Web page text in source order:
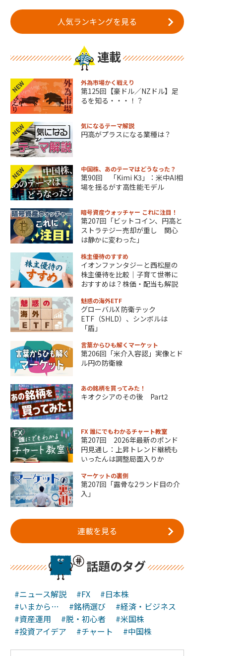
人気ランキングを見る
連載
NEW 外為市場かく戦えり
第125回【豪ドル／NZドル】足
るを知る・・・！？
NEW 気になるテーマ解説
円高がプラスになる業種は？
NEW 中国株、あのテーマはどうなった？
第90回 「Kimi K3」：米中AI相
場を揺るがす高性能モデル
暗号資産ウォッチャー これに注目！
第207回「ビットコイン、円高と
ストラテジー売却が重し 関心
は静かに変わった」
株主優待のすすめ
イオンファンタジーと西松屋の
株主優待を比較｜子育て世帯に
おすすめは？株価・配当も解説
魅惑の海外ETF
グローバルX 防衛テック
ETF（SHLD）、シンボルは
「盾」
言葉からひも解くマーケット
第206回「米介入容認」実像とド
ル円の防衛線
あの銘柄を買ってみた！
キオクシアのその後 Part2
FX 誰にでもわかるチャート教室
第207回 2026年最新のポンド
円見通し：上昇トレンド継続も
いったんは調整局面入りか
マーケットの裏側
第207回「露骨な2ランド目の介
入」
連載を見る
話題のタグ
#ニュース解説 #FX
#日本株
#いまから…
#銘柄選び
#経済・ビジネス
#資産運用
#脱・初心者
#米国株
#投資アイデア
#チャート #中国株